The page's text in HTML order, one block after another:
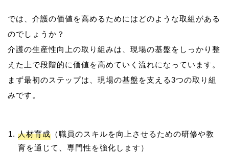
では、介護の価値を高めるためにはどのような取組がある
のでしょうか？
介護の生産性向上の取り組みは、現場の基盤をしっかり整
えた上で段階的に価値を高めていく流れになっています。
まず最初のステップは、現場の基盤を支える3つの取り組
人材育成 （職員のスキルを向上させるための研修や教
育を通じて、専門性を強化します）